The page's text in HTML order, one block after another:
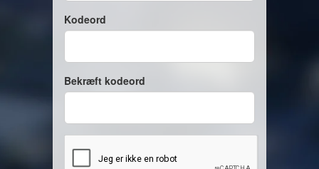
Kodeord
Bekræft kodeord